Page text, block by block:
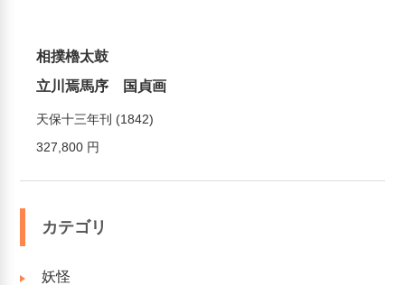
相撲櫓太鼓
立川焉馬序 国貞画
天保十三年刊 (1842)
327,800 円
カテゴリ
妖怪